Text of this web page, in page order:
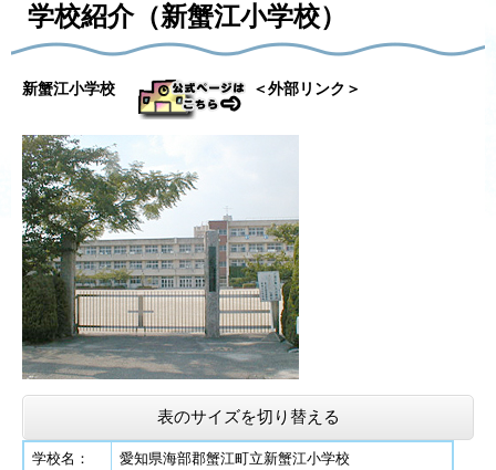
る
る
学校紹介（新蟹江小学校）
新蟹江小学校 ＜外部リンク＞
表のサイズを切り替える
学校名： 愛知県海部郡蟹江町立新蟹江小学校